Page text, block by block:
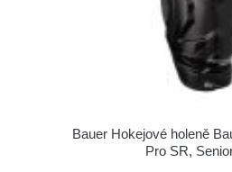
Bauer Hokejové holeně
Pro SR,